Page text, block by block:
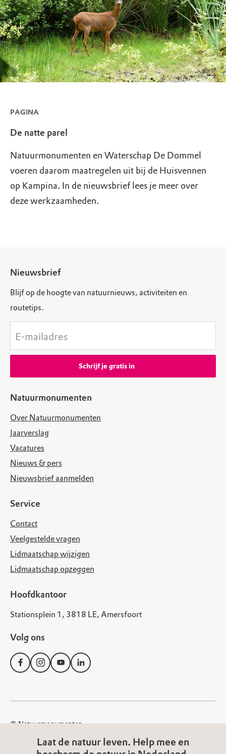
PAGINA
De natte parel
Natuurmonumenten en Waterschap De Dommel
voeren daarom maatregelen uit bij de Huisvennen
op Kampina. In de nieuwsbrief lees je meer over
deze werkzaamheden.
Laat de natuur leven. Help mee en
Natuurmonumenten
Over Natuurmonumenten
Jaarverslag
Vacatures
Nieuws & pers
Nieuwsbrief aanmelden
Service
Contact
Veelgestelde vragen
Lidmaatschap wijzigen
Lidmaatschap opzeggen
Hoofdkantoor
Stationsplein 1, 3818 LE, Amersfoort
Volg ons
Nieuwsbrief
Blijf op de hoogte van natuurnieuws, activiteiten en
routetips.
E-mailadres
Schrijf je gratis in
© Natuurmonumenten
Disclaimer
Privacy Statement
Cookies